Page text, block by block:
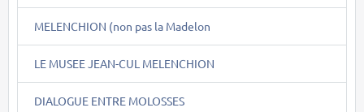
MELENCHION (non pas la Madelon
LE MUSEE JEAN-CUL MELENCHION
DIALOGUE ENTRE MOLOSSES